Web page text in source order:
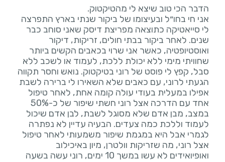
אני חי בחו״ל ובעיצומו של ביקור שנתי בארץ התפרצה
לי סייאטיקה כתוצאה מפריצת דיסק שאני סוחב כבר
שנים. לאחר ביקור בבתי חולים, זריקות, דיקור
ואוסטיופטיה, כאשר אני שרוי בכאבים הקשים ביותר
שחוויתי מימי ללא יכולת ללכת, לעמוד או לשכב ללא
סבל, קפץ לי פוסט של רוני בטיקטוק. נואש וחסר תקווה
הגעתי לרוני, עם כאבים שלא השאירו לי ברירה לשבת
אפילו במעלית בעודי עולה קומה אחת, לאחר טיפול
אחד עם הדרכה אצל רוני חשתי שיפור של כ-50%
במצב, מבן אדם שלא מסוגל לשבת, לבן אדם שיכול
לעמוד וללכת כמה צעדים. הבעיה עדיין לא נפתרה
לגמרי אבל היא במגמת שיפור משמעותי לאחר טיפול
אצל רוני, מה שזריקות וולטרן, מיון באיכילוב
ואופיואידים לא עשו במשך 10 ימים, רוני עשה בשעה